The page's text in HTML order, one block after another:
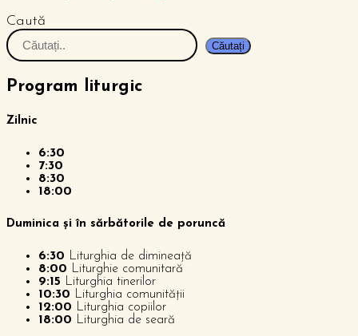
Caută
Căutați
Program liturgic
Zilnic
6:30
7:30
8:30
18:00
Duminica și în sărbătorile de poruncă
6:30 Liturghia de dimineață
8:00 Liturghie comunitară
9:15 Liturghia tinerilor
10:30 Liturghia comunității
12:00 Liturghia copiilor
18:00 Liturghia de seară